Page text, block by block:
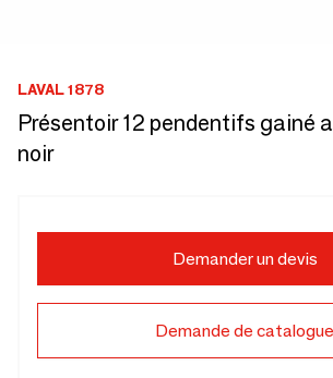
LAVAL 1878
Présentoir 12 pendentifs gainé
noir
Demander un devis
Demande de catalogue